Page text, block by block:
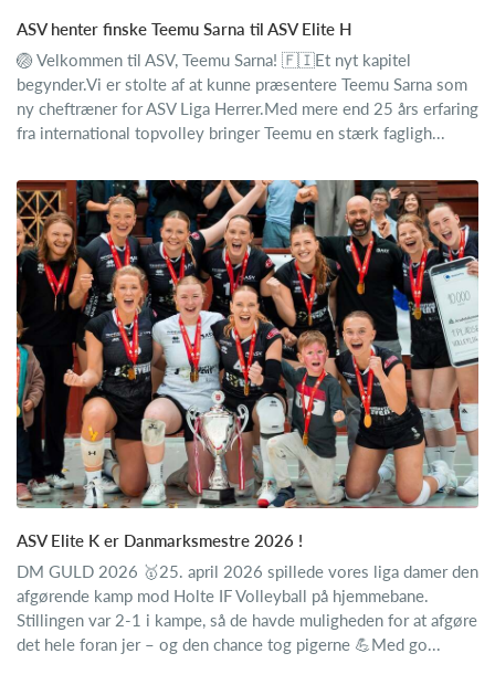
ASV henter finske Teemu Sarna til ASV Elite H
🏐 Velkommen til ASV, Teemu Sarna! 🇫🇮Et nyt kapitel
begynder.Vi er stolte af at kunne præsentere Teemu Sarna som
ny cheftræner for ASV Liga Herrer.Med mere end 25 års erfaring
fra international topvolley bringer Teemu en stærk fagligh...
ASV Elite K er Danmarksmestre 2026 !
DM GULD 2026 🥇25. april 2026 spillede vores liga damer den
afgørende kamp mod Holte IF Volleyball på hjemmebane.
Stillingen var 2-1 i kampe, så de havde muligheden for at afgøre
det hele foran jer – og den chance tog pigerne 💪Med go...